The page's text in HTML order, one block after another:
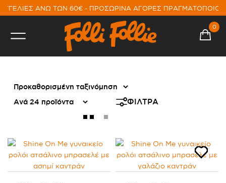
ΑΝΩ ΤΩΝ 60€ - ΠΡΟΣΩΡΙΝΑ ΑΓΟΡΕΣ
0
SHINE ON ME
ΦΙΛΤΡΑ